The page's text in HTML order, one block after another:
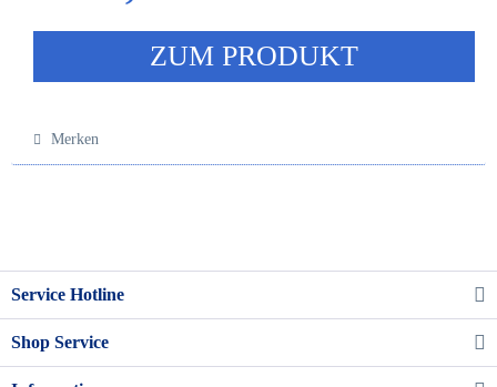
ZUM PRODUKT
Merken
Service Hotline
Shop Service